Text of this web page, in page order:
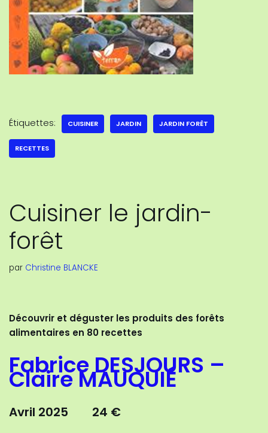
Étiquettes: CUISINER JARDIN JARDIN FORÊT
RECETTES
Cuisiner le jardin-
forêt
par Christine BLANCKE
Découvrir et déguster les produits des forêts
alimentaires en 80 recettes
Fabrice DESJOURS –
Claire MAUQUIÉ
Avril 2025 24 €